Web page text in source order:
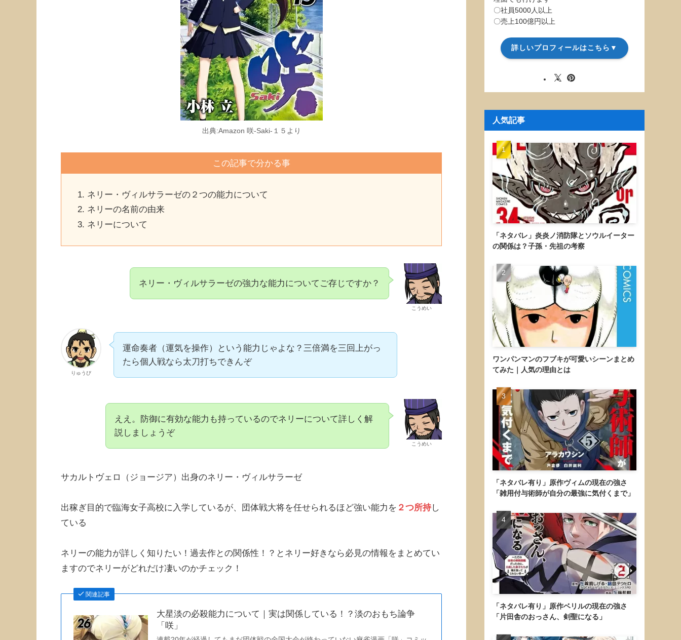
出典:Amazon 咲-Saki-１５より
この記事で分かる事
ネリー・ヴィルサラーゼの２つの能力について
ネリーの名前の由来
ネリーについて
こうめい
ネリー・ヴィルサラーゼの強力な能力についてご存じですか？
りゅうび
運命奏者（運気を操作）という能力じゃよな？三倍満を三回上がっ
たら個人戦なら太刀打ちできんぞ
こうめい
ええ。防御に有効な能力も持っているのでネリーについて詳しく解
説しましょうぞ
サカルトヴェロ（ジョージア）出身のネリー・ヴィルサラーゼ
出稼ぎ目的で臨海女子高校に入学しているが、団体戦大将を任せられるほど強い能力を ２つ所持し
ている
ネリーの能力が詳しく知りたい！過去作との関係性！？とネリー好きなら必見の情報をまとめてい
ますのでネリーがどれだけ凄いのかチェック！
関連記事
大星淡の必殺能力について｜実は関係している！？淡のおもち論争
「咲」
〇社員5000人以上
〇売上100億円以上
詳しいプロフィールはこちら▼
人気記事
「ネタバレ」炎炎ノ消防隊とソウルイーター
の関係は？子孫・先祖の考察
ワンパンマンのフブキが可愛いシーンまとめ
てみた｜人気の理由とは
「ネタバレ有り」原作ヴィムの現在の強さ
「雑用付与術師が自分の最強に気付くまで」
「ネタバレ有り」原作ベリルの現在の強さ
「片田舎のおっさん、剣聖になる」